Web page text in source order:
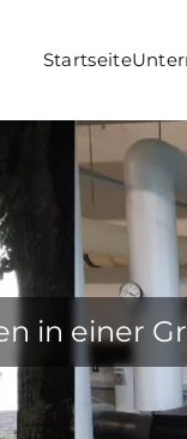
Startseite
in einer